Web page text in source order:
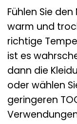
Fühlen Sie
warm und
richtige
ist es
dann die
oder wählen
geringeren